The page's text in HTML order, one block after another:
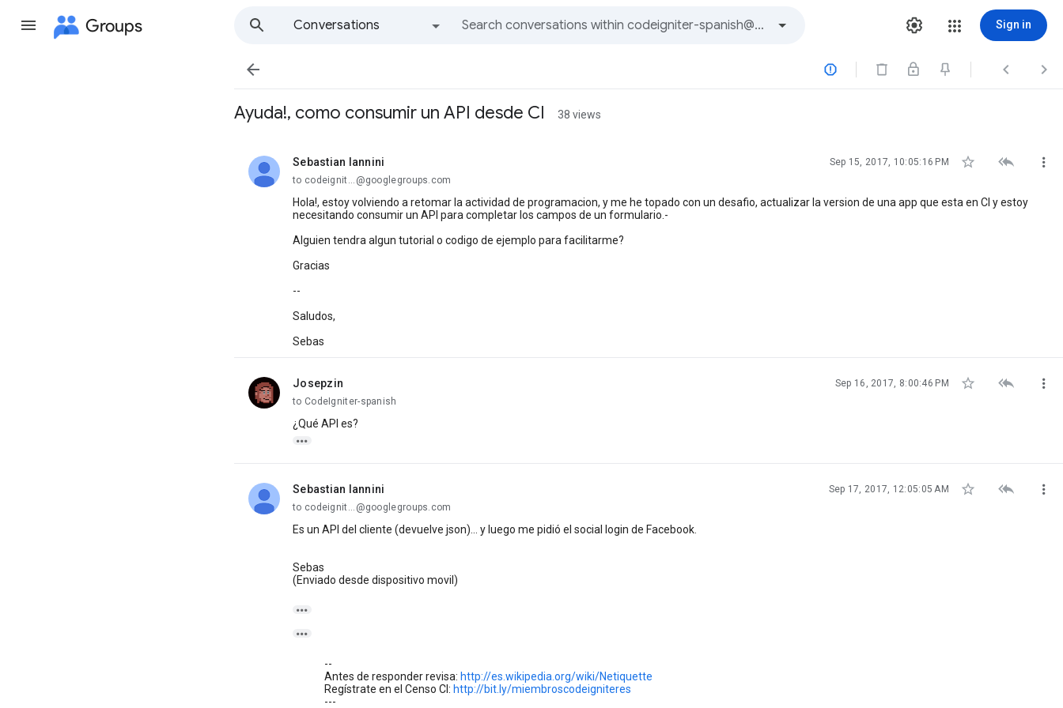
Groups
Conversations
Sign in
   
Ayuda!, como consumir un API desde CI 38 views
Sebastian Iannini
unread, Sep 15, 2017, 10:05:16 PM   
to codeignit...@googlegroups.com
Hola!, estoy volviendo a retomar la actividad de programacion, y me he topado con un desafio, actualizar la version de una app que esta en CI y estoy
necesitando consumir un API para completar los campos de un formulario.-
Alguien tendra algun tutorial o codigo de ejemplo para facilitarme?
Gracias
--
Saludos,
Sebas
Josepzin
unread, Sep 16, 2017, 8:00:46 PM   
to CodeIgniter-spanish
¿Qué API es?

Sebastian Iannini
unread, Sep 17, 2017, 12:05:05 AM   
to codeignit...@googlegroups.com
Es un API del cliente (devuelve json)... y luego me pidió el social login de Facebook.
Sebas
(Enviado desde dispositivo movil)


--
Antes de responder revisa: http://es.wikipedia.org/wiki/Netiquette
Regístrate en el Censo CI: http://bit.ly/miembroscodeigniteres
---